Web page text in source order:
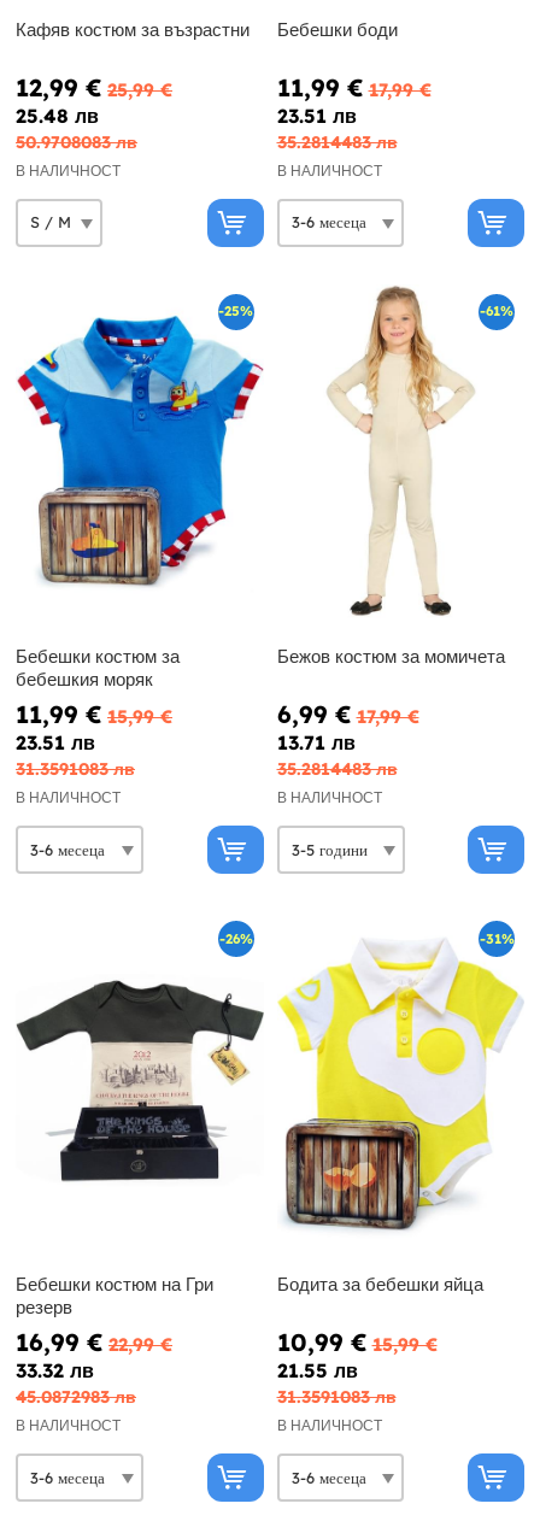
Кафяв костюм за възрастни
12,99 € 25,99 €
25.48 лв
50.9708083 лв
В НАЛИЧНОСТ
Бебешки боди
11,99 € 17,99 €
23.51 лв
35.2814483 лв
В НАЛИЧНОСТ
-25%
Бебешки костюм за
бебешкия моряк
11,99 € 15,99 €
23.51 лв
31.3591083 лв
В НАЛИЧНОСТ
-61%
Бежов костюм за момичета
6,99 € 17,99 €
13.71 лв
35.2814483 лв
В НАЛИЧНОСТ
-26%
Бебешки костюм на Гри
резерв
16,99 € 22,99 €
33.32 лв
45.0872983 лв
В НАЛИЧНОСТ
-31%
Бодита за бебешки яйца
10,99 € 15,99 €
21.55 лв
31.3591083 лв
В НАЛИЧНОСТ